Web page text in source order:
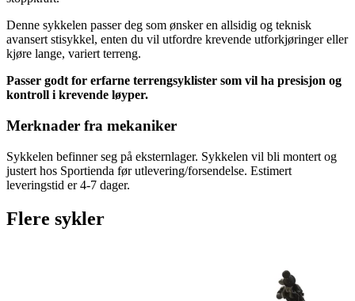
Denne sykkelen passer deg som ønsker en allsidig og teknisk
avansert stisykkel, enten du vil utfordre krevende utforkjøringer eller
kjøre lange, variert terreng.
Passer godt for erfarne terrengsyklister som vil ha presisjon og
kontroll i krevende løyper.
Merknader fra mekaniker
Sykkelen befinner seg på eksternlager. Sykkelen vil bli montert og
justert hos Sportienda før utlevering/forsendelse. Estimert
leveringstid er 4-7 dager.
Flere sykler